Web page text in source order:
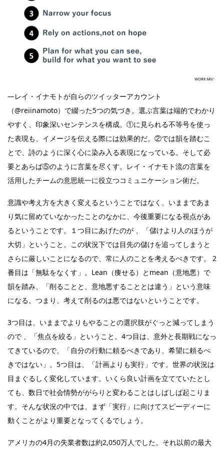
―レイ・イナモトが自らのツイッターアカウント
（@reiinamoto）で綴った5つの気づき。選ぶ言葉は端的でわかり
やすく、印象深いセンテンスを構成。①に見られる不等号を使っ
た表現も、イメージを伝える際には効果的だ。②では韻を踏むこ
とで、詩のように深く心に染み入る表現になっている。そして必
要とあらば⑤のように言葉を尽くす。レイ・イナモト流の言葉を
活用したチームの意思統一に役立つコミュニケーション術だ。
意識や考え方を大きく変えるということではなく、いままであま
り気に留めていなかったことのなかに、今後重要になる視点があ
るということです。１つ目にあげたのが 、「儲けより人のほうが
大切」ということ。この状況下では目先の儲けを追ってしまうと
さらに厳しいことになるので、常に人のことを考えるべきです。 2
番目は「無駄をなくす」。Lean（痩せる）とmean（意地悪）で
韻を踏み、「削ることと、意地悪することとは違う」という意味
になる。つまり、考えて削るのは悪ではないということです。
3つ目は、いままでよりもやることの選択肢がぐっと減ってしまう
ので 、「焦点を絞る」ということ。4つ目は、意外と長期戦になっ
てきているので、「自分の行動に頼るべきであり、希望に頼るべ
きではない」。5つ目は、「計画よりも実行」です。世界の状況は
目まぐるしく変化しています。いくら良い計画を立てていたとし
ても、数日で社会情勢ががらりと変わることはしばしば起こりま
す。そんな状況の中では、まず「実行」に向けてスピーディーに
動くことがより重要となってくるでしょう。
アメリカの4月の失業者数は約2,050万人でした。それ以前の最大